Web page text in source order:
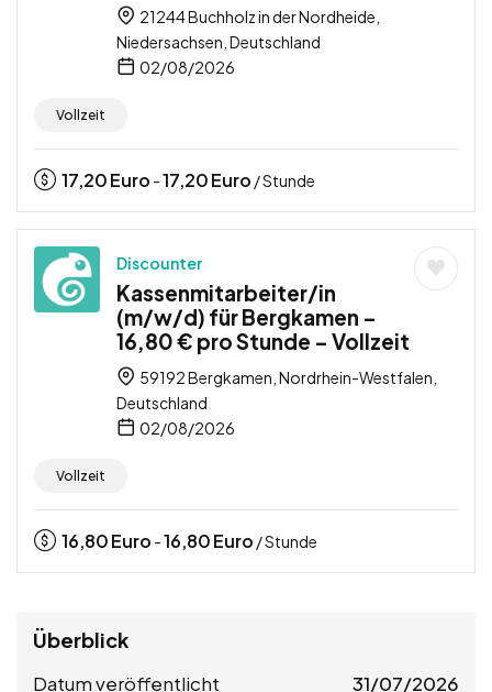
21244 Buchholz in der Nordheide,
Niedersachsen, Deutschland
02/08/2026
Vollzeit
17,20Euro -17,20Euro / Stunde
Discounter
Kassenmitarbeiter/in
(m/w/d) für Bergkamen –
16,80 € pro Stunde – Vollzeit
59192 Bergkamen, Nordrhein-Westfalen,
Deutschland
02/08/2026
Vollzeit
16,80Euro -16,80Euro / Stunde
Überblick
Datum veröffentlicht 31/07/2026